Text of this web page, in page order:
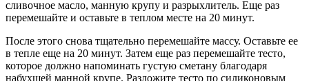
сливочное масло, манную крупу и разрыхлитель. Еще раз
перемешайте и оставьте в теплом месте на 20 минут.
После этого снова тщательно перемешайте массу. Оставьте ее
в тепле еще на 20 минут. Затем еще раз перемешайте тесто,
которое должно напоминать густую сметану благодаря
набухшей манной крупе. Разложите тесто по силиконовым